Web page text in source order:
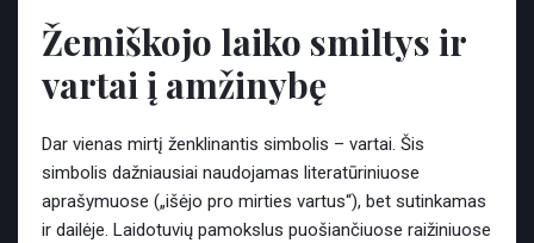
Žemiškojo laiko smiltys ir
vartai į amžinybę
Dar vienas mirtį ženklinantis simbolis – vartai. Šis
simbolis dažniausiai naudojamas literatūriniuose
aprašymuose („išėjo pro mirties vartus“), bet sutinkamas
ir dailėje. Laidotuvių pamokslus puošiančiuose raižiniuose